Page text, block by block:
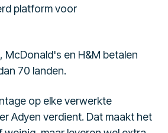
platform voor
en H&M betalen
70 landen.
op elke verwerkte
Adyen verdient. Dat maakt het